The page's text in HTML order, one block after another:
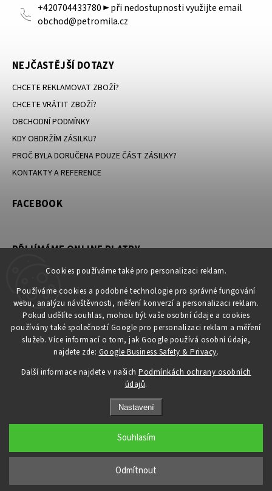
Cookies používáme také pro personalizaci reklam.
Používáme cookies a podobné technologie pro správné fungování
webu, analýzu návštěvnosti, měření konverzí a personalizaci reklam.
Pokud udělíte souhlas, mohou být vaše osobní údaje a cookies
používány také společností Google pro personalizaci reklam a měření
služeb. Více informací o tom, jak Google používá osobní údaje,
najdete zde: Google Business Safety & Privacy.
Další informace najdete v našich Podmínkách ochrany osobních
údajů.
Nastavení
Odmítnout
Souhlasím
+420704433780 ► při nedostupnosti využijte email
obchod@petromila.cz
NEJČASTĚJŠÍ DOTAZY
CHCETE REKLAMOVAT ZBOŽÍ?
CHCETE VRÁTIT ZBOŽÍ?
OBCHODNÍ PODMÍNKY
KDY OBDRŽÍM ZÁSILKU?
PROČ BYLA DORUČENA POUZE ČÁST ZÁSILKY?
KONTAKTY A REFERENCE
FACEBOOK
PŘIJÍMÁME ONLINE PLATBY
KONTAKT
obchod @petromila.cz
+420704433780 ► při nedostupnosti využijte email
Upravit nastavení cookies
Grafický návrh vytvořil a nakódoval